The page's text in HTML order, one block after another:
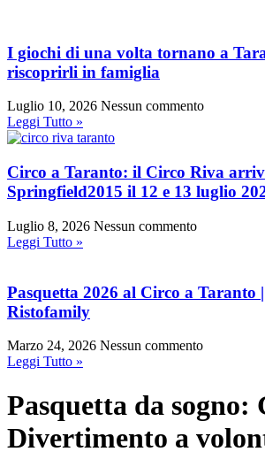
I giochi di una volta tornano a
riscoprirli in famiglia
Luglio 10, 2026 Nessun commento
Leggi Tutto »
Circo a Taranto: il Circo Riva
Springfield2015 il 12 e 13 luglio
Luglio 8, 2026 Nessun commento
Leggi Tutto »
Pasquetta 2026 al Circo a Taranto
Ristofamily
Marzo 24, 2026 Nessun commento
Leggi Tutto »
Pasquetta da sogno:
Divertimento a